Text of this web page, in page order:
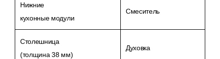
Нижние
кухонные модули
Смеситель
Столешница
(толщина 38 мм)
Духовка